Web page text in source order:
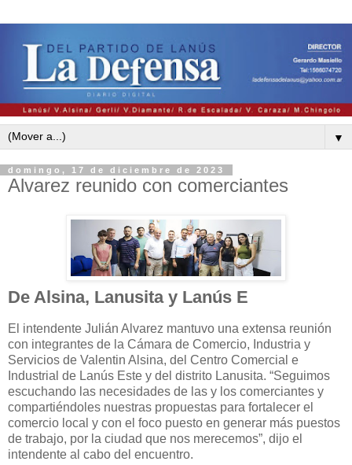
▼
domingo, 17 de diciembre de 2023
Alvarez reunido con comerciantes
De Alsina, Lanusita y Lanús E
El intendente Julián Alvarez mantuvo una extensa reunión
con integrantes de la Cámara de Comercio, Industria y
Servicios de Valentin Alsina, del Centro Comercial e
Industrial de Lanús Este y del distrito Lanusita. “Seguimos
escuchando las necesidades de las y los comerciantes y
compartiéndoles nuestras propuestas para fortalecer el
comercio local y con el foco puesto en generar más puestos
de trabajo, por la ciudad que nos merecemos”, dijo el
intendente al cabo del encuentro.